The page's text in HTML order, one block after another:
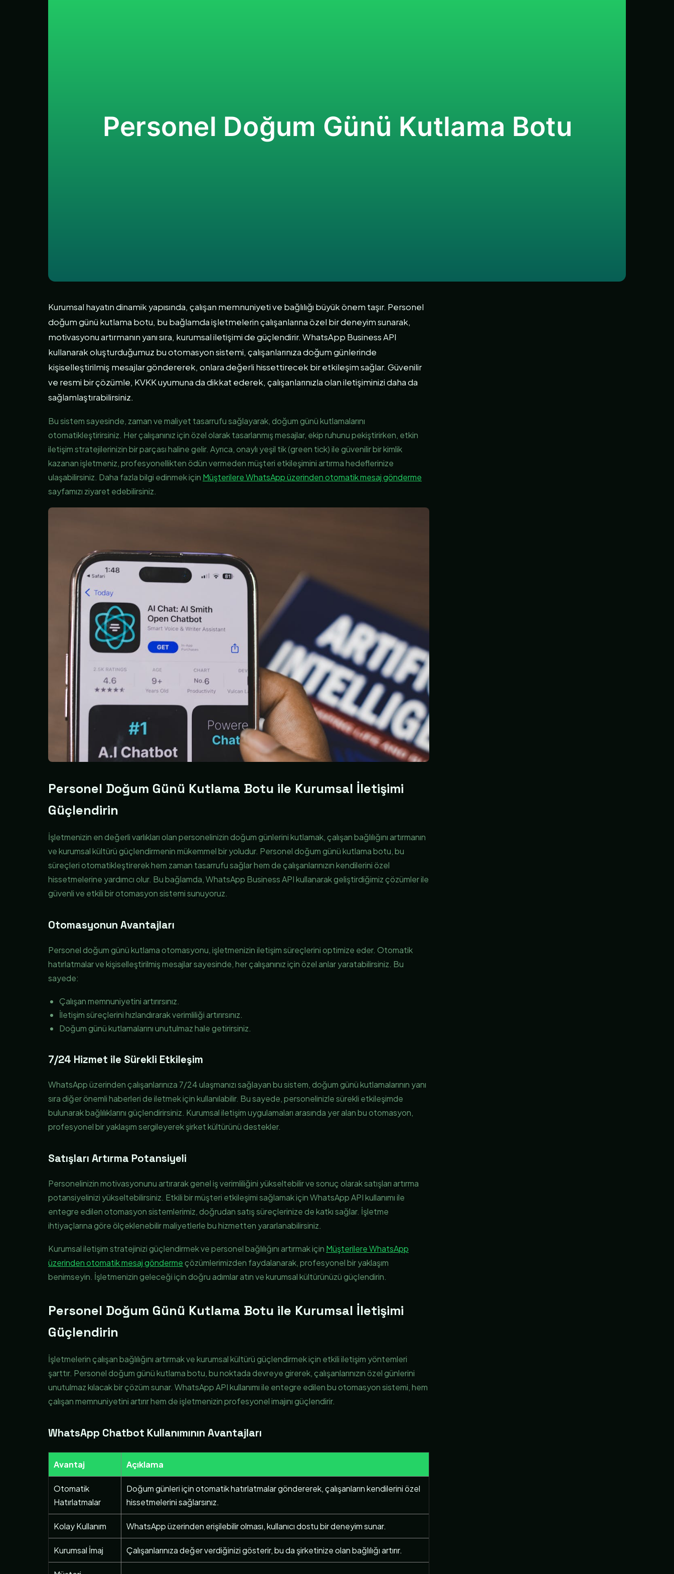
Kurumsal hayatın dinamik yapısında, çalışan memnuniyeti ve bağlılığı büyük önem taşır. Personel
doğum günü kutlama botu, bu bağlamda işletmelerin çalışanlarına özel bir deneyim sunarak,
motivasyonu artırmanın yanı sıra, kurumsal iletişimi de güçlendirir. WhatsApp Business API
kullanarak oluşturduğumuz bu otomasyon sistemi, çalışanlarınıza doğum günlerinde
kişiselleştirilmiş mesajlar göndererek, onlara değerli hissettirecek bir etkileşim sağlar. Güvenilir
ve resmi bir çözümle, KVKK uyumuna da dikkat ederek, çalışanlarınızla olan iletişiminizi daha da
sağlamlaştırabilirsiniz.
Bu sistem sayesinde, zaman ve maliyet tasarrufu sağlayarak, doğum günü kutlamalarını
otomatikleştirirsiniz. Her çalışanınız için özel olarak tasarlanmış mesajlar, ekip ruhunu pekiştirirken, etkin
iletişim stratejilerinizin bir parçası haline gelir. Ayrıca, onaylı yeşil tik (green tick) ile güvenilir bir kimlik
kazanan işletmeniz, profesyonellikten ödün vermeden müşteri etkileşimini artırma hedeflerinize
ulaşabilirsiniz. Daha fazla bilgi edinmek için Müşterilere WhatsApp üzerinden otomatik mesaj gönderme
sayfamızı ziyaret edebilirsiniz.
Personel Doğum Günü Kutlama Botu ile Kurumsal İletişimi
Güçlendirin
İşletmenizin en değerli varlıkları olan personelinizin doğum günlerini kutlamak, çalışan bağlılığını artırmanın
ve kurumsal kültürü güçlendirmenin mükemmel bir yoludur. Personel doğum günü kutlama botu, bu
süreçleri otomatikleştirerek hem zaman tasarrufu sağlar hem de çalışanlarınızın kendilerini özel
hissetmelerine yardımcı olur. Bu bağlamda, WhatsApp Business API kullanarak geliştirdiğimiz çözümler ile
güvenli ve etkili bir otomasyon sistemi sunuyoruz.
Otomasyonun Avantajları
Personel doğum günü kutlama otomasyonu, işletmenizin iletişim süreçlerini optimize eder. Otomatik
hatırlatmalar ve kişiselleştirilmiş mesajlar sayesinde, her çalışanınız için özel anlar yaratabilirsiniz. Bu
sayede:
Çalışan memnuniyetini artırırsınız.
İletişim süreçlerini hızlandırarak verimliliği artırırsınız.
Doğum günü kutlamalarını unutulmaz hale getirirsiniz.
7/24 Hizmet ile Sürekli Etkileşim
WhatsApp üzerinden çalışanlarınıza 7/24 ulaşmanızı sağlayan bu sistem, doğum günü kutlamalarının yanı
sıra diğer önemli haberleri de iletmek için kullanılabilir. Bu sayede, personelinizle sürekli etkileşimde
bulunarak bağlılıklarını güçlendirirsiniz. Kurumsal iletişim uygulamaları arasında yer alan bu otomasyon,
profesyonel bir yaklaşım sergileyerek şirket kültürünü destekler.
Satışları Artırma Potansiyeli
Personelinizin motivasyonunu artırarak genel iş verimliliğini yükseltebilir ve sonuç olarak satışları artırma
potansiyelinizi yükseltebilirsiniz. Etkili bir müşteri etkileşimi sağlamak için WhatsApp API kullanımı ile
entegre edilen otomasyon sistemlerimiz, doğrudan satış süreçlerinize de katkı sağlar. İşletme
ihtiyaçlarına göre ölçeklenebilir maliyetlerle bu hizmetten yararlanabilirsiniz.
Kurumsal iletişim stratejinizi güçlendirmek ve personel bağlılığını artırmak için Müşterilere WhatsApp
üzerinden otomatik mesaj göndermeçözümlerimizden faydalanarak, profesyonel bir yaklaşım
benimseyin. İşletmenizin geleceği için doğru adımlar atın ve kurumsal kültürünüzü güçlendirin.
Personel Doğum Günü Kutlama Botu ile Kurumsal İletişimi
Güçlendirin
İşletmelerin çalışan bağlılığını artırmak ve kurumsal kültürü güçlendirmek için etkili iletişim yöntemleri
şarttır. Personel doğum günü kutlama botu, bu noktada devreye girerek, çalışanlarınızın özel günlerini
unutulmaz kılacak bir çözüm sunar. WhatsApp API kullanımı ile entegre edilen bu otomasyon sistemi, hem
çalışan memnuniyetini artırır hem de işletmenizin profesyonel imajını güçlendirir.
WhatsApp Chatbot Kullanımının Avantajları
Avantaj Açıklama
Otomatik
Hatırlatmalar
Doğum günleri için otomatik hatırlatmalar göndererek, çalışanların kendilerini özel
hissetmelerini sağlarsınız.
Kolay Kullanım WhatsApp üzerinden erişilebilir olması, kullanıcı dostu bir deneyim sunar.
Kurumsal İmaj Çalışanlarınıza değer verdiğinizi gösterir, bu da şirketinize olan bağlılığı artırır.